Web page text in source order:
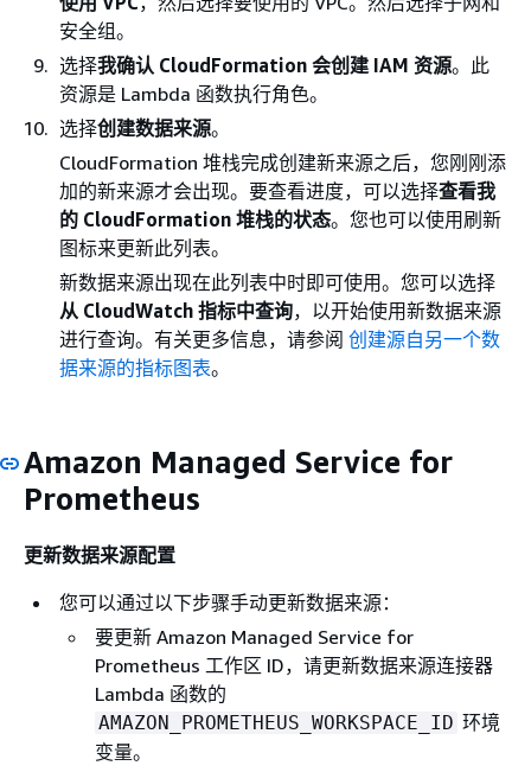
安全组。
选择我确认 CloudFormation 会创建 IAM 资源。此
资源是 Lambda 函数执行角色。
选择创建数据来源。
CloudFormation 堆栈完成创建新来源之后，您刚刚添
加的新来源才会出现。要查看进度，可以选择查看我
的 CloudFormation 堆栈的状态。您也可以使用刷新
图标来更新此列表。
新数据来源出现在此列表中时即可使用。您可以选择
从 CloudWatch 指标中查询，以开始使用新数据来源
进行查询。有关更多信息，请参阅 创建源自另一个数
据来源的指标图表。
Amazon Managed Service for
Prometheus
更新数据来源配置
您可以通过以下步骤手动更新数据来源：
要更新 Amazon Managed Service for
Prometheus 工作区 ID，请更新数据来源连接器
Lambda 函数的
AMAZON_PROMETHEUS_WORKSPACE_ID 环境
变量。